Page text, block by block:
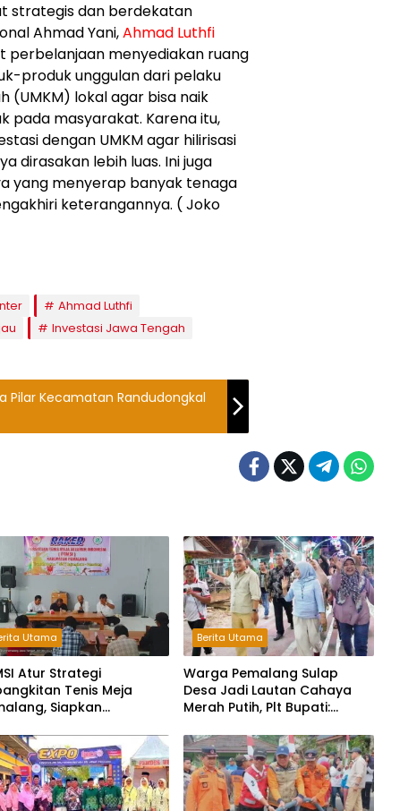
strategis dan berdekatan
Ahmad Yani,Ahmad Luthfi
perbelanjaan menyediakan ruang
produk unggulan dari pelaku
(UMKM) lokal agar bisa naik
pada masyarakat. Karena itu,
dengan UMKM agar hilirisasi
dirasakan lebih luas. Ini juga
yang menyerap banyak tenaga
keterangannya. ( Joko
Ahmad Luthfi
Investasi Jawa Tengah
Pilar Kecamatan Randudongkal
Utama
Atur Strategi
Tenis Meja
Siapkan
Berita Utama
Warga Pemalang Sulap
Desa Jadi Lautan Cahaya
Merah Putih, Plt Bupati: